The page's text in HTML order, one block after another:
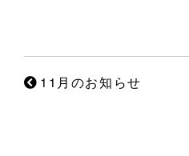
11月のお知らせ